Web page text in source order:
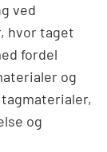
ved
hvor taget
fordel
og
og